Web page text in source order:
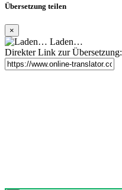
Übersetzung teilen
×
Laden…
Direkter Link zur Übersetzung: